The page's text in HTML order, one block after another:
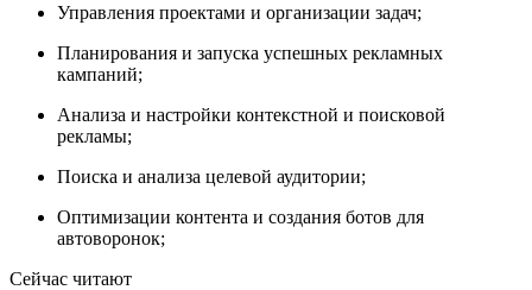
Управления проектами и организации задач;
Планирования и запуска успешных рекламных
кампаний;
Анализа и настройки контекстной и поисковой
рекламы;
Поиска и анализа целевой аудитории;
Оптимизации контента и создания ботов для
автоворонок;
Сейчас читают